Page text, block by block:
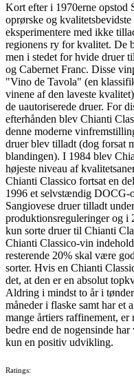
Kort efter i 1970erne opstod
oprørske og
eksperimentere med ikke
regionens ry for kvalitet. De
men i stedet for hvide druer
og Cabernet Franc. Disse
"Vino de Tavola" (en
vinene af den laveste
de uautoriserede druer. For
efterhånden blev Chianti
denne moderne
druer blev tilladt (dog forsat
blandingen). I 1984 blev
højeste niveau af
Chianti Classico fortsat en
1996 et selvstændig DOCG-
Sangiovese druer tilladt
produktionsreguleringer og i
kun sorte druer til Chianti
Chianti Classico-vin
resterende 20% skal være
sorter. Hvis en Chianti
det, at den er en absolut
Aldring i mindst to år i
måneder i flaske samt har et
mange årtiers raffinement,
bedre end de nogensinde
kun en positiv udvikling.
Ratings: